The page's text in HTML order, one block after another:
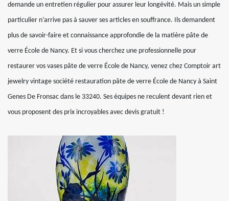
demande un entretien régulier pour assurer leur longévité. Mais un simple
particulier n’arrive pas à sauver ses articles en souffrance. Ils demandent
plus de savoir-faire et connaissance approfondie de la matière pâte de
verre École de Nancy. Et si vous cherchez une professionnelle pour
restaurer vos vases pâte de verre École de Nancy, venez chez Comptoir art
jewelry vintage société restauration pâte de verre École de Nancy à Saint
Genes De Fronsac dans le 33240. Ses équipes ne reculent devant rien et
vous proposent des prix incroyables avec devis gratuit !